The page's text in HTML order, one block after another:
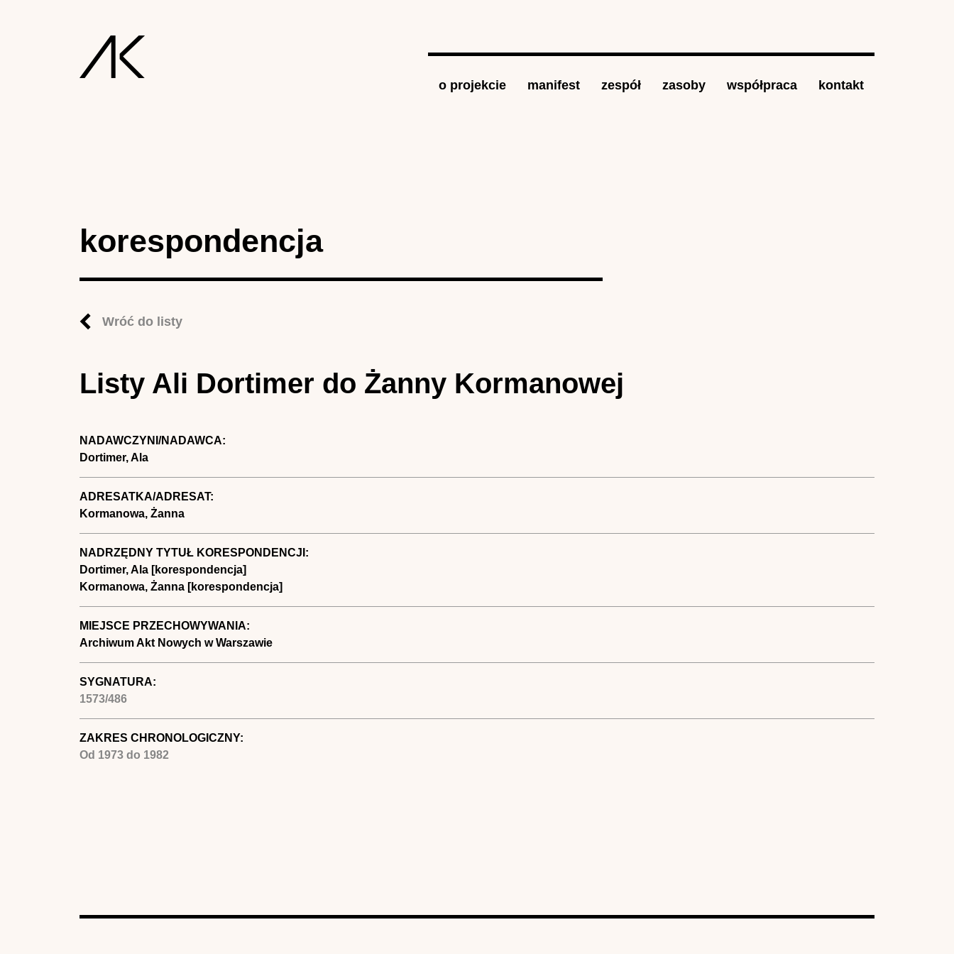
o projekcie manifest zespół zasoby współpraca kontakt
korespondencja
Wróć do listy
Listy Ali Dortimer do Żanny Kormanowej
NADAWCZYNI/NADAWCA:
Dortimer, Ala
ADRESATKA/ADRESAT:
Kormanowa, Żanna
NADRZĘDNY TYTUŁ KORESPONDENCJI:
Dortimer, Ala [korespondencja]
Kormanowa, Żanna [korespondencja]
MIEJSCE PRZECHOWYWANIA:
Archiwum Akt Nowych w Warszawie
SYGNATURA:
1573/486
ZAKRES CHRONOLOGICZNY:
Od 1973do 1982